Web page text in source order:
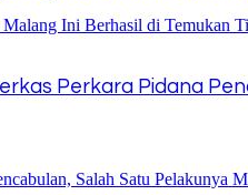
Perkara Pidana